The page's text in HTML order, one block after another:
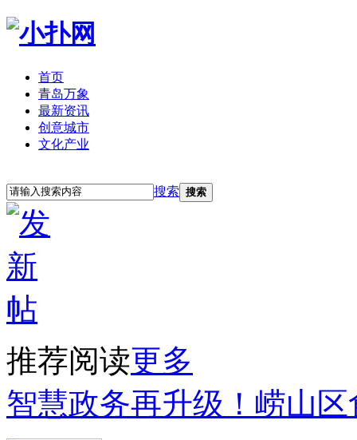
首页
青岛万象
最新资讯
创意城市
文化产业
搜索 搜索
推荐阅读更多
智慧政务再升级！崂山